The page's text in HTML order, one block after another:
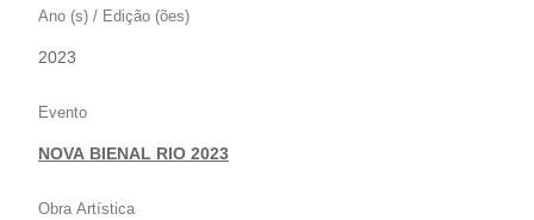
2023
–
PASA
Ano (s) / Edição (ões)
2023
Evento
NOVA BIENAL RIO 2023
Obra Artística